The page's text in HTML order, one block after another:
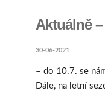
Aktuálně
30-06-2021
– do 10.7. se
Dále, na letní